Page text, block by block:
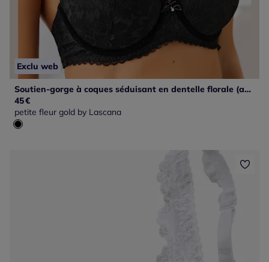
Exclu web
Soutien-gorge à coques séduisant en dentelle florale (au garnissage léger)
45€
petite fleur gold by Lascana